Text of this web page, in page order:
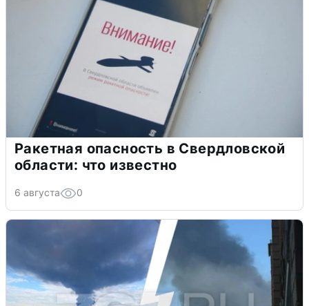
Ракетная опасность в Свердловской
области: что известно
6 августа 0